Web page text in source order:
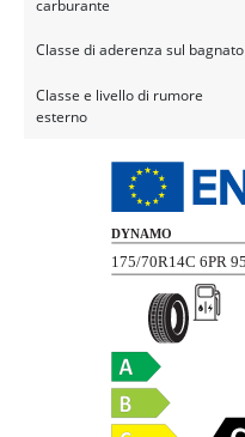
carburante
Classe di aderenza sul bagnato
Classe e livello di rumore
esterno